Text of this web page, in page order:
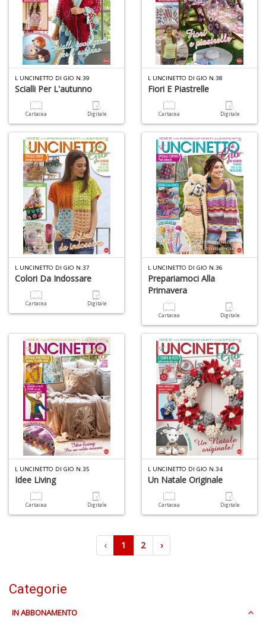
L UNCINETTO DI GIO N.39
Scialli Per L'autunno
Cartacea Digitale
L UNCINETTO DI GIO N.38
Fiori E Piastrelle
Cartacea Digitale
L UNCINETTO DI GIO N.37
Colori Da Indossare
Cartacea Digitale
L UNCINETTO DI GIO N.36
Prepariamoci Alla
Primavera
Cartacea Digitale
L UNCINETTO DI GIO N.35
Idee Living
Cartacea Digitale
L UNCINETTO DI GIO N.34
Un Natale Originale
Cartacea Digitale
‹ 1 2 ›
Categorie
IN ABBONAMENTO